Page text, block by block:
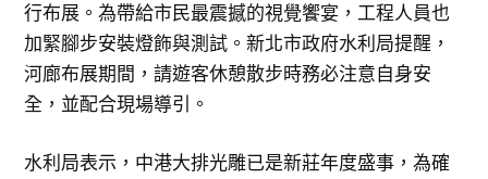
行布展。為帶給市民最震撼的視覺饗宴，工程人員也
加緊腳步安裝燈飾與測試。新北市政府水利局提醒，
河廊布展期間，請遊客休憩散步時務必注意自身安
全，並配合現場導引。
水利局表示，中港大排光雕已是新莊年度盛事，為確